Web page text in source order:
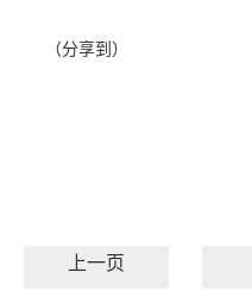
（分享到）
上一页